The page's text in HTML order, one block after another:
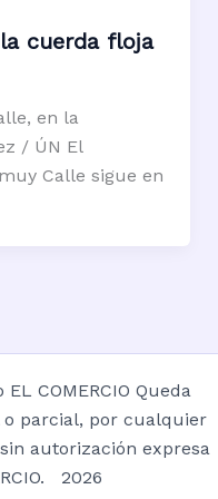
cuerda floja
en la
/ ÚN El
Calle sigue en
COMERCIO Queda
parcial, por cualquier
autorización expresa
2026